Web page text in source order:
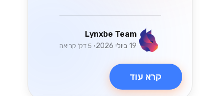
Lynxbe Team
19 ביולי 2026 • 5 דק׳ קריאה
קרא עוד